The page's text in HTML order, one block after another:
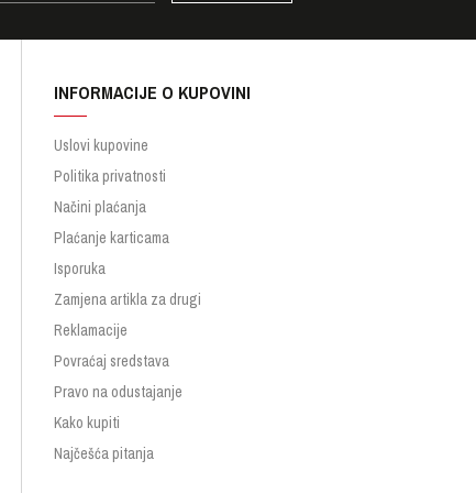
INFORMACIJE O KUPOVINI
Uslovi kupovine
Politika privatnosti
Načini plaćanja
Plaćanje karticama
Isporuka
Zamjena artikla za drugi
Reklamacije
Povraćaj sredstava
Pravo na odustajanje
Kako kupiti
Najčešća pitanja